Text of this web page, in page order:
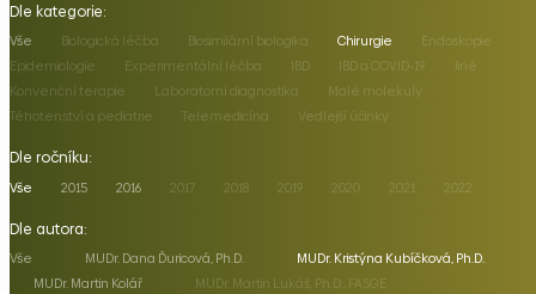
Dle kategorie:
Vše Biologická léčba Biosimilární biologika Chirurgie
Endoskopie
Epidemiologie
Experimentální léčba IBD IBD a COVID-19
Jiné
Konvenční terapie
Laboratorní diagnostika
Malé molekuly
Těhotenství a pediatrie
Telemedicína Vedlejší účinky
Dle ročníku:
Vše 2015 2016 2017 2018 2019 2020 2021 2022
Dle autora:
Vše MUDr. Dana Ďuricová, Ph.D.
MUDr. Kristýna Kubíčková, Ph.D.
MUDr. Martin Kolář
MUDr. Martin Lukáš, Ph.D., FASGE